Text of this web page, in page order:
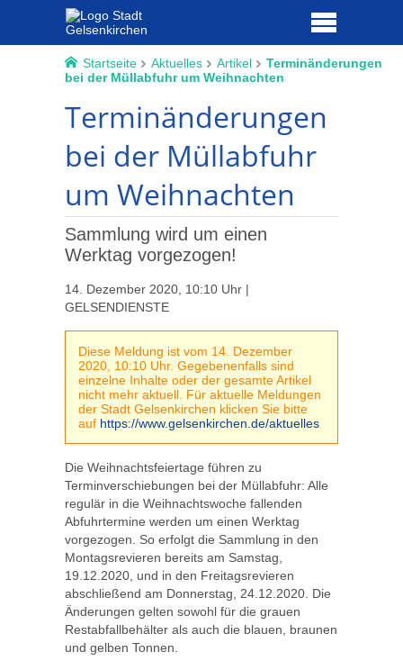
Startseite Aktuelles Artikel
Terminänderungen
bei der Müllabfuhr um Weihnachten
Terminänderungen
bei der Müllabfuhr
um Weihnachten
Sammlung wird um einen
Werktag vorgezogen!
14. Dezember 2020, 10:10 Uhr |
GELSENDIENSTE
Diese Meldung ist vom 14. Dezember
2020, 10:10 Uhr. Gegebenenfalls sind
einzelne Inhalte oder der gesamte Artikel
nicht mehr aktuell. Für aktuelle Meldungen
der Stadt Gelsenkirchen klicken Sie bitte
auf https://www.gelsenkirchen.de/aktuelles
Die Weihnachtsfeiertage führen zu
Terminverschiebungen bei der Müllabfuhr: Alle
regulär in die Weihnachtswoche fallenden
Abfuhrtermine werden um einen Werktag
vorgezogen. So erfolgt die Sammlung in den
Montagsrevieren bereits am Samstag,
19.12.2020, und in den Freitagsrevieren
abschließend am Donnerstag, 24.12.2020. Die
Änderungen gelten sowohl für die grauen
Restabfallbehälter als auch die blauen, braunen
und gelben Tonnen.